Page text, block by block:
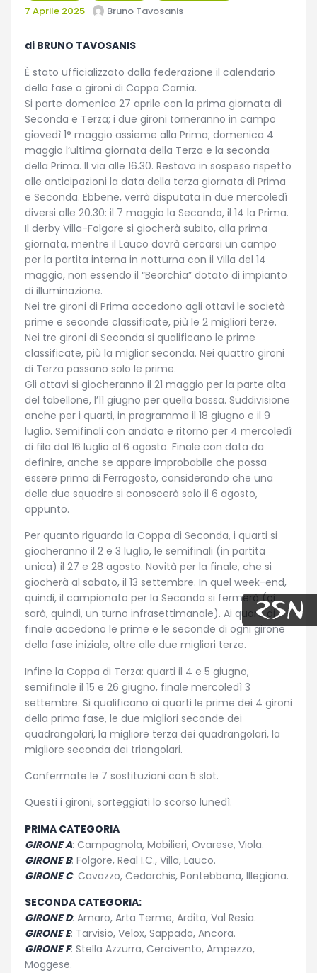
7 Aprile 2025
Bruno Tavosanis
di BRUNO TAVOSANIS
È stato ufficializzato dalla federazione il calendario
della fase a gironi di Coppa Carnia.
Si parte domenica 27 aprile con la prima giornata di
Seconda e Terza; i due gironi torneranno in campo
giovedì 1° maggio assieme alla Prima; domenica 4
maggio l’ultima giornata della Terza e la seconda
della Prima. Il via alle 16.30. Restava in sospeso rispetto
alle anticipazioni la data della terza giornata di Prima
e Seconda. Ebbene, verrà disputata in due mercoledì
diversi alle 20.30: il 7 maggio la Seconda, il 14 la Prima.
Il derby Villa-Folgore si giocherà subito, alla prima
giornata, mentre il Lauco dovrà cercarsi un campo
per la partita interna in notturna con il Villa del 14
maggio, non essendo il “Beorchia” dotato di impianto
di illuminazione.
Nei tre gironi di Prima accedono agli ottavi le società
prime e seconde classificate, più le 2 migliori terze.
Nei tre gironi di Seconda si qualificano le prime
classificate, più la miglior seconda. Nei quattro gironi
di Terza passano solo le prime.
Gli ottavi si giocheranno il 21 maggio per la parte alta
del tabellone, l’11 giugno per quella bassa. Suddivisione
anche per i quarti, in programma il 18 giugno e il 9
luglio. Semifinali con andata e ritorno per 4 mercoledì
di fila dal 16 luglio al 6 agosto. Finale con data da
definire, anche se appare improbabile che possa
essere prima di Ferragosto, considerando che una
delle due squadre si conoscerà solo il 6 agosto,
appunto.
Per quanto riguarda la Coppa di Seconda, i quarti si
giocheranno il 2 e 3 luglio, le semifinali (in partita
unica) il 27 e 28 agosto. Novità per la finale, che si
giocherà al sabato, il 13 settembre. In quel week-end,
quindi, il campionato per la Seconda si fermerà (ci
sarà, quindi, un turno infrasettimanale). Ai quarti di
finale accedono le prime e le seconde di ogni girone
della fase iniziale, oltre alle due migliori terze.
Infine la Coppa di Terza: quarti il 4 e 5 giugno,
semifinale il 15 e 26 giugno, finale mercoledì 3
settembre. Si qualificano ai quarti le prime dei 4 gironi
della prima fase, le due migliori seconde dei
quadrangolari, la migliore terza dei quadrangolari, la
migliore seconda dei triangolari.
Confermate le 7 sostituzioni con 5 slot.
Questi i gironi, sorteggiati lo scorso lunedì.
PRIMA CATEGORIA
GIRONE A: Campagnola, Mobilieri, Ovarese, Viola.
GIRONE B: Folgore, Real I.C., Villa, Lauco.
GIRONE C: Cavazzo, Cedarchis, Pontebbana, Illegiana.
SECONDA CATEGORIA:
GIRONE D: Amaro, Arta Terme, Ardita, Val Resia.
GIRONE E: Tarvisio, Velox, Sappada, Ancora.
GIRONE F: Stella Azzurra, Cercivento, Ampezzo,
Moggese.